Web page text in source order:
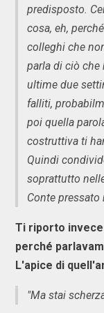
predisposto.
cosa, eh,
colleghi che
parla di ciò che
ultime due
falliti,
poi quella
costruttiva ti
Quindi
soprattutto
Conte
Ti riporto
perché
L'apice di
"Ma stai